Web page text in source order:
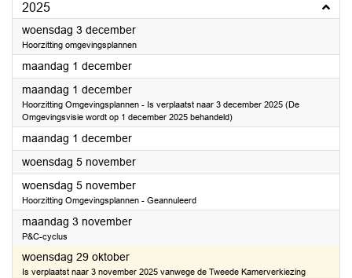
2025
woensdag 3 december2025
Hoorzitting omgevingsplannen
maandag 1 december2025
maandag 1 december2025
Hoorzitting Omgevingsplannen - Is verplaatst naar 3 december 2025 (De
Omgevingsvisie wordt op 1 december 2025 behandeld)
maandag 1 december2025
woensdag 5 november2025
woensdag 5 november2025
Hoorzitting Omgevingsplannen - Geannuleerd
maandag 3 november2025
P&C-cyclus
woensdag 29 oktober2025
Is verplaatst naar 3 november 2025 vanwege de Tweede Kamerverkiezing